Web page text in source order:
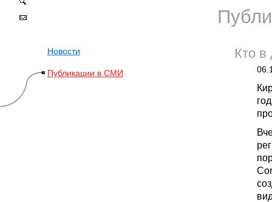
Новости
Публикации в СМИ
Кто в